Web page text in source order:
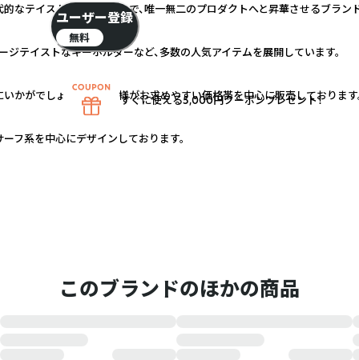
なテイストを加えることで、唯一無二のプロダクトへと昇華させるブラン
テイストなキーホルダーなど、多数の人気アイテムを展開しています。
かがでしょうか？お客様がお求めやすい価格帯を中心に販売しております
フ系を中心にデザインしております。
このブランドのほかの商品
ユーザー登録
無料
すぐに使える5,000円クーポンプレゼント！